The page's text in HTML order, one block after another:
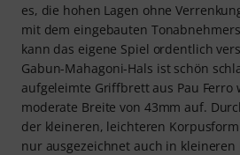
es, die hohen Lagen ohne
mit dem eingebauten
kann das eigene Spiel ordentlich
Gabun-Mahagoni-Hals ist schön
aufgeleimte Griffbrett aus Pau Ferro
moderate Breite von 43mm auf.
der kleineren, leichteren
nur ausgezeichnet auch in